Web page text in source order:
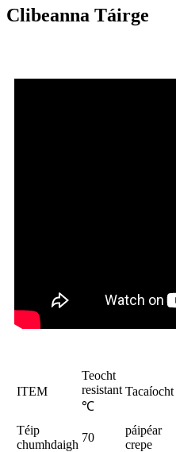
Clibeanna Táirge
ITEM
Teocht
resistant
℃
Tacaíocht
Téip
chumhdaigh
70
páipéar
crepe